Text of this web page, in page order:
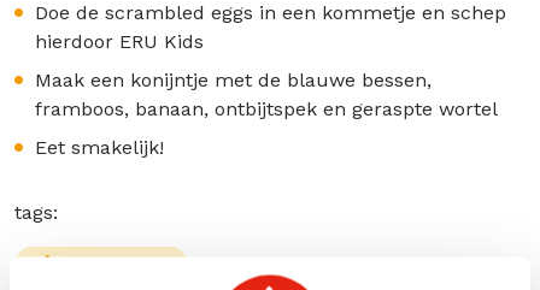
Doe de scrambled eggs in een kommetje en schep
hierdoor ERU Kids
Maak een konijntje met de blauwe bessen,
framboos, banaan, ontbijtspek en geraspte wortel
Eet smakelijk!
tags:
Mild en Romig